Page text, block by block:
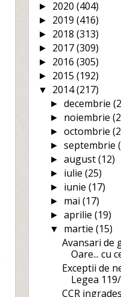
► 2020 (404)
► 2019 (416)
► 2018 (313)
► 2017(309)
► 2016 (305)
► 2015 (192)
▼ 2014(217)
► decembrie
► noiembrie
► octombrie
► septembrie
► august(12)
► iulie (25)
► iunie (17)
► mai (17)
► aprilie (19)
▼ martie (15)
Avansari de
Oare... cu
Exceptii de
Legea
CCR